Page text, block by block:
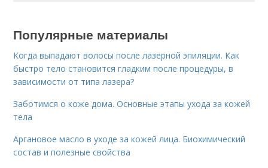
Популярные материалы
Когда выпадают волосы после лазерной эпиляции. Как
быстро тело становится гладким после процедуры, в
зависимости от типа лазера?
Заботимся о коже дома. Основные этапы ухода за кожей
тела
Аргановое масло в уходе за кожей лица. Биохимический
состав и полезные свойства